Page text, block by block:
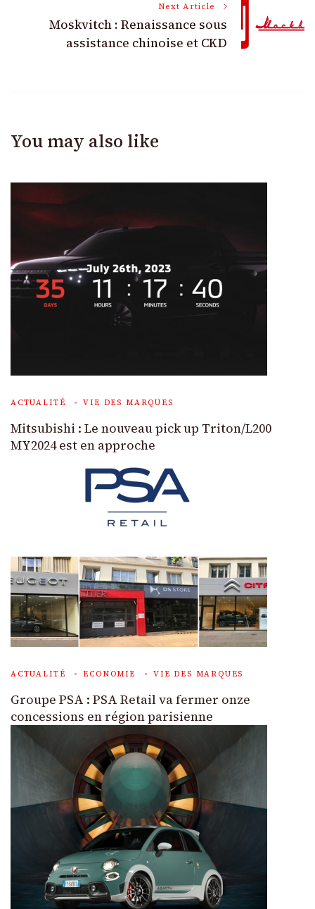
Next Article
Moskvitch : Renaissance sous
assistance chinoise et CKD
You may also like
ACTUALITÉ VIE DES MARQUES
Mitsubishi : Le nouveau pick up Triton/L200
MY2024 est en approche
ACTUALITÉ ECONOMIE VIE DES MARQUES
Groupe PSA : PSA Retail va fermer onze
concessions en région parisienne